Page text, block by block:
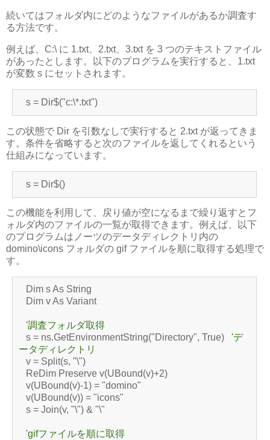
続いてはフォルダ内にどのようなファイルがあるか調査す
る方法です。
例えば、C:\ に 1.txt、2.txt、3.txt を 3 つのテキストファイル
があったとします。以下のプログラムを実行すると、1.txt
が変数 s にセットされます。
s = Dir$("c:\*.txt")
この状態で Dir を引数なしで実行すると 2.txt が返ってきま
す。条件を省略すると次のファイルを返してくれるという
仕組みになっています。
s = Dir$()
この機能を利用して、戻り値が空になるまで繰り返すとフ
ォルダ内のファイルの一覧が取得できます。例えば、以下
のプログラムはノーツのデータディレクトリ内の
domino\icons フォルダの gif ファイルを順に取得する処理で
す。
Dim s As String
Dim v As Variant
'調査フォルダ取得
s = ns.GetEnvironmentString("Directory", True)
'デ
ータディレクトリ
v = Split(s, "\")
ReDim Preserve v(UBound(v)+2)
v(UBound(v)-1) = "domino"
v(UBound(v)) = "icons"
s = Join(v, "\") & "\"
'gifファイルを順に取得